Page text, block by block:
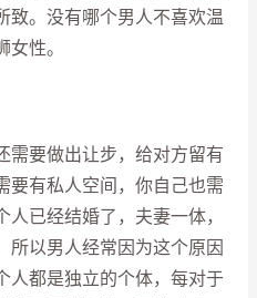
致。没有哪个男人不喜欢温
性。
要做出让步，给对方留有
要有私人空间，你自己也需
已经结婚了，夫妻一体，
所以男人经常因为这个原因
人都是独立的个体，每对于